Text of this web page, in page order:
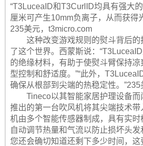
“T3LuceaID和T3CurlID均具有强大
厘米可产生10mm负离子，从而获得
235美元，t3micro.com
这种改变游戏规则的熨斗背后
了这个世界。西蒙斯说：
的绝缘材料，有助于使熨斗臂保持
型控制和舒适度。”“此外，
确保从根部到尖端的热稳定性。
Tineco以其智能家居护理设备
推出的第一台吹风机将其尖端技术
机由多个智能传感器制成，具有实
自动调节热量和气流以防止损坏头发
您还会确切知道还剩下多少时间，